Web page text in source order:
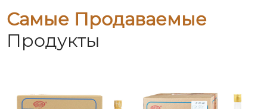
Самые Продаваемые
Продукты